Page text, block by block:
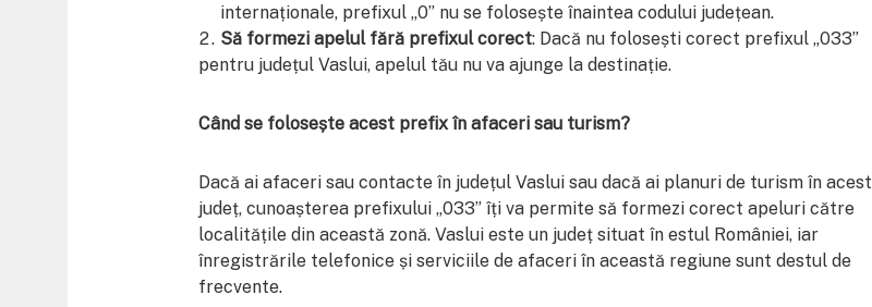
internaționale, prefixul „0” nu se folosește înaintea codului județean.
Să formezi apelul fără prefixul corect: Dacă nu folosești corect prefixul „033”
pentru județul Vaslui, apelul tău nu va ajunge la destinație.
Când se folosește acest prefix în afaceri sau turism?
Dacă ai afaceri sau contacte în județul Vaslui sau dacă ai planuri de turism în acest
județ, cunoașterea prefixului „033” îți va permite să formezi corect apeluri către
localitățile din această zonă. Vaslui este un județ situat în estul României, iar
înregistrările telefonice și serviciile de afaceri în această regiune sunt destul de
frecvente.